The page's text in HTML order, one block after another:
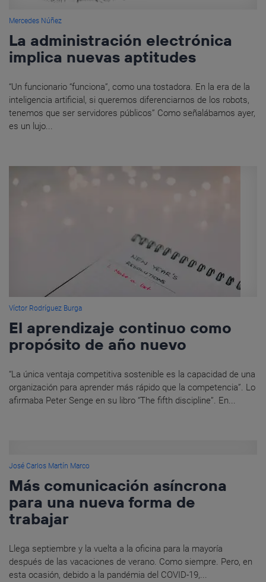
Mercedes Núñez
La administración electrónica
implica nuevas aptitudes
“Un funcionario “funciona”, como una tostadora. En la era de la
inteligencia artificial, si queremos diferenciarnos de los robots,
tenemos que ser servidores públicos” Como señalábamos ayer,
es un lujo...
Víctor Rodríguez Burga
El aprendizaje continuo como
propósito de año nuevo
“La única ventaja competitiva sostenible es la capacidad de una
organización para aprender más rápido que la competencia”. Lo
afirmaba Peter Senge en su libro “The fifth discipline”. En...
José Carlos Martín Marco
Más comunicación asíncrona
para una nueva forma de
trabajar
Llega septiembre y la vuelta a la oficina para la mayoría
después de las vacaciones de verano. Como siempre. Pero, en
esta ocasión, debido a la pandémia del COVID-19,...